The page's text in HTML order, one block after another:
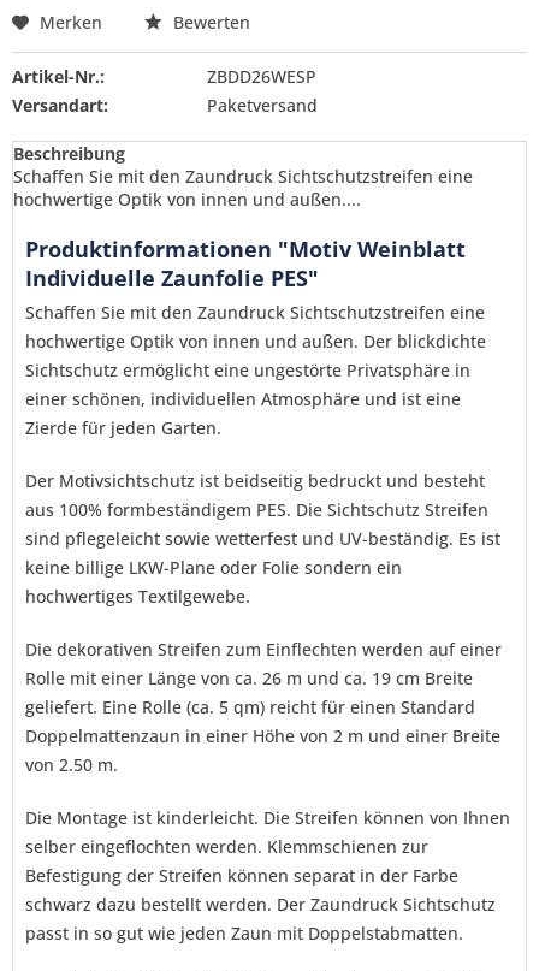
Ich habe die Datenschutzerklärung gelesen,
verstanden und stimme zu. *
Mit * gekennzeichnete Felder sind Pflichtfelder.
Senden
Merken Bewerten
Artikel-Nr.:
ZBDD26WESP
Versandart:
Paketversand
Beschreibung
Schaffen Sie mit den Zaundruck Sichtschutzstreifen eine
hochwertige Optik von innen und außen....
Produktinformationen "Motiv Weinblatt
Individuelle Zaunfolie PES"
Schaffen Sie mit den Zaundruck Sichtschutzstreifen eine
hochwertige Optik von innen und außen. Der blickdichte
Sichtschutz ermöglicht eine ungestörte Privatsphäre in
einer schönen, individuellen Atmosphäre und ist eine
Zierde für jeden Garten.
Der Motivsichtschutz ist beidseitig bedruckt und besteht
aus 100% formbeständigem PES. Die Sichtschutz Streifen
sind pflegeleicht sowie wetterfest und UV-beständig. Es ist
keine billige LKW-Plane oder Folie sondern ein
hochwertiges Textilgewebe.
Die dekorativen Streifen zum Einflechten werden auf einer
Rolle mit einer Länge von ca. 26 m und ca. 19 cm Breite
geliefert. Eine Rolle (ca. 5 qm) reicht für einen Standard
Doppelmattenzaun in einer Höhe von 2 m und einer Breite
von 2.50 m.
Die Montage ist kinderleicht. Die Streifen können von Ihnen
selber eingeflochten werden. Klemmschienen zur
Befestigung der Streifen können separat in der Farbe
schwarz dazu bestellt werden. Der Zaundruck Sichtschutz
passt in so gut wie jeden Zaun mit Doppelstabmatten.